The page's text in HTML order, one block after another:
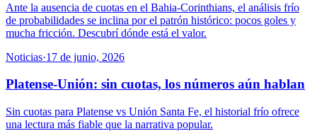
Ante la ausencia de cuotas en el Bahia-Corinthians, el análisis frío
de probabilidades se inclina por el patrón histórico: pocos goles y
mucha fricción. Descubrí dónde está el valor.
Noticias·17 de junio, 2026
Platense-Unión: sin cuotas, los números aún hablan
Sin cuotas para Platense vs Unión Santa Fe, el historial frío ofrece
una lectura más fiable que la narrativa popular.